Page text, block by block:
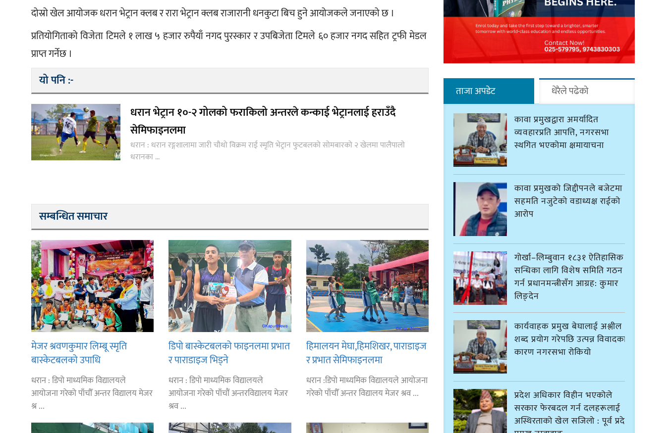
दोस्रो खेल आयोजक धरान भेट्रान क्लब र रारा भेट्रान क्लब राजारानी धनकुटा बिच हुने आयोजकले जनाएको छ ।
प्रतियोगिताको विजेता टिमले १ लाख ५ हजार रुपैयाँ नगद पुरस्कार र उपबिजेता टिमले ६० हजार नगद सहित ट्रफी मेडल
प्राप्त गर्नेछ ।
यो पनि :-
धरान भेट्रान १०-२ गोलको फराकिलो अन्तरले कन्काई भेट्रानलाई हराउँदै
सेमिफाइनलमा
धरान : धरान रङ्गशालामा जारी चौथो विक्रम राई स्मृति भेट्रान फुटबलको सोमबारको २ खेलमा पालैपालो
धरानका ...
सम्बन्धित समाचार
मेजर श्रवणकुमार लिम्बू स्मृति
बास्केटबलको उपाधि
प्रभातलाई,पाराडाइज उपविजेतामा
सीमित
धरान : डिपो माध्यमिक विद्यालयले
आयोजना गरेको पाँचौँ अन्तर विद्यालय मेजर
श्र ...
डिपो बास्केटबलको फाइनलमा प्रभात
र पाराडाइज भिड्ने
धरान : डिपो माध्यमिक विद्यालयले
आयोजना गरेको पाँचौं अन्तरविद्यालय मेजर
श्रव ...
हिमालयन मेघा,हिमशिखर, पाराडाइज
र प्रभात सेमिफाइनलमा
धरान :डिपो माध्यमिक विद्यालयले आयोजना
गरेको पाँचौँ अन्तर विद्यालय मेजर श्रव ...
ताजा अपडेट धेरैले पढेको
कावा प्रमुखद्वारा अमर्यादित
व्यवहारप्रति आपत्ति, नगरसभा
स्थगित भएकोमा क्षमायाचना
कावा प्रमुखको जिद्दीपनले बजेटमा
सहमति नजुटेको वडाध्यक्ष राईको
आरोप
गोर्खा–लिम्बुवान १८३१ ऐतिहासिक
सन्धिका लागि विशेष समिति गठन
गर्न प्रधानमन्त्रीसँग आग्रह: कुमार
लिङ्देन
कार्यवाहक प्रमुख बेघालाई अश्लील
शब्द प्रयोग गरेपछि उत्पन्न विवादका
कारण नगरसभा रोकियो
प्रदेश अधिकार विहीन भएकोले
सरकार फेरबदल गर्न दलहरूलाई
अस्थिरताको खेल सजिलो : पूर्व प्रदेश